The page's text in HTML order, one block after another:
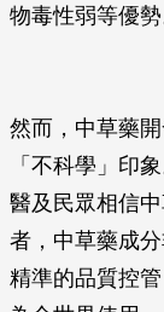
物毒性弱等優勢
然而，中草藥
「不科學」印
醫及民眾相信
者，中草藥成
精準的品質控